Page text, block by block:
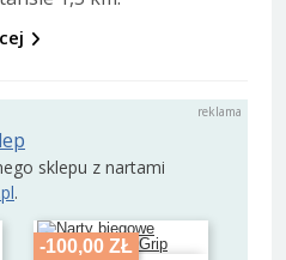
sklepu z nartami
.
-100,00 ZŁ